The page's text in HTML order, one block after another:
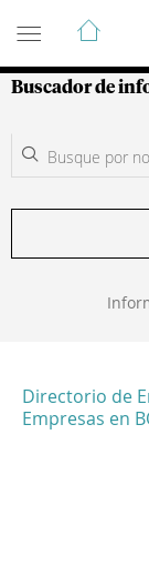
Guía de
Buscador de
Directorio de
Empresas en